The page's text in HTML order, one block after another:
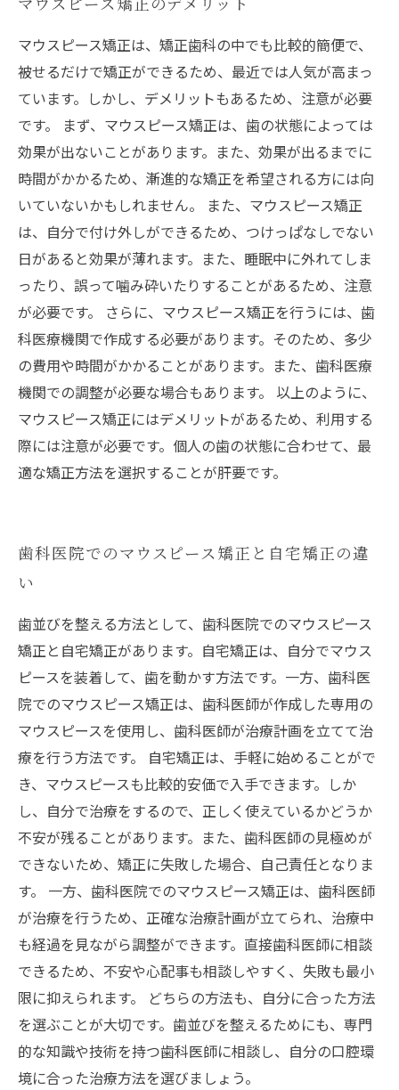
マウスピース矯正は、矯正歯科の中でも比較的簡便で、
被せるだけで矯正ができるため、最近では人気が高まっ
ています。しかし、デメリットもあるため、注意が必要
です。 まず、マウスピース矯正は、歯の状態によっては
効果が出ないことがあります。また、効果が出るまでに
時間がかかるため、漸進的な矯正を希望される方には向
いていないかもしれません。 また、マウスピース矯正
は、自分で付け外しができるため、つけっぱなしでない
日があると効果が薄れます。また、睡眠中に外れてしま
ったり、誤って噛み砕いたりすることがあるため、注意
が必要です。 さらに、マウスピース矯正を行うには、歯
科医療機関で作成する必要があります。そのため、多少
の費用や時間がかかることがあります。また、歯科医療
機関での調整が必要な場合もあります。 以上のように、
マウスピース矯正にはデメリットがあるため、利用する
際には注意が必要です。個人の歯の状態に合わせて、最
適な矯正方法を選択することが肝要です。
歯科医院でのマウスピース矯正と自宅矯正の違
い
歯並びを整える方法として、歯科医院でのマウスピース
矯正と自宅矯正があります。自宅矯正は、自分でマウス
ピースを装着して、歯を動かす方法です。一方、歯科医
院でのマウスピース矯正は、歯科医師が作成した専用の
マウスピースを使用し、歯科医師が治療計画を立てて治
療を行う方法です。 自宅矯正は、手軽に始めることがで
き、マウスピースも比較的安価で入手できます。しか
し、自分で治療をするので、正しく使えているかどうか
不安が残ることがあります。また、歯科医師の見極めが
できないため、矯正に失敗した場合、自己責任となりま
す。 一方、歯科医院でのマウスピース矯正は、歯科医師
が治療を行うため、正確な治療計画が立てられ、治療中
も経過を見ながら調整ができます。直接歯科医師に相談
できるため、不安や心配事も相談しやすく、失敗も最小
限に抑えられます。 どちらの方法も、自分に合った方法
を選ぶことが大切です。歯並びを整えるためにも、専門
的な知識や技術を持つ歯科医師に相談し、自分の口腔環
境に合った治療方法を選びましょう。